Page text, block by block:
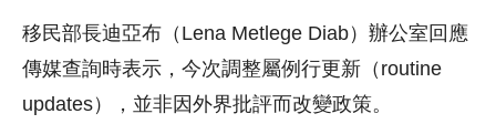
移民部長迪亞布（Lena Metlege Diab）辦公室回應
傳媒查詢時表示，今次調整屬例行更新（routine
updates），並非因外界批評而改變政策。